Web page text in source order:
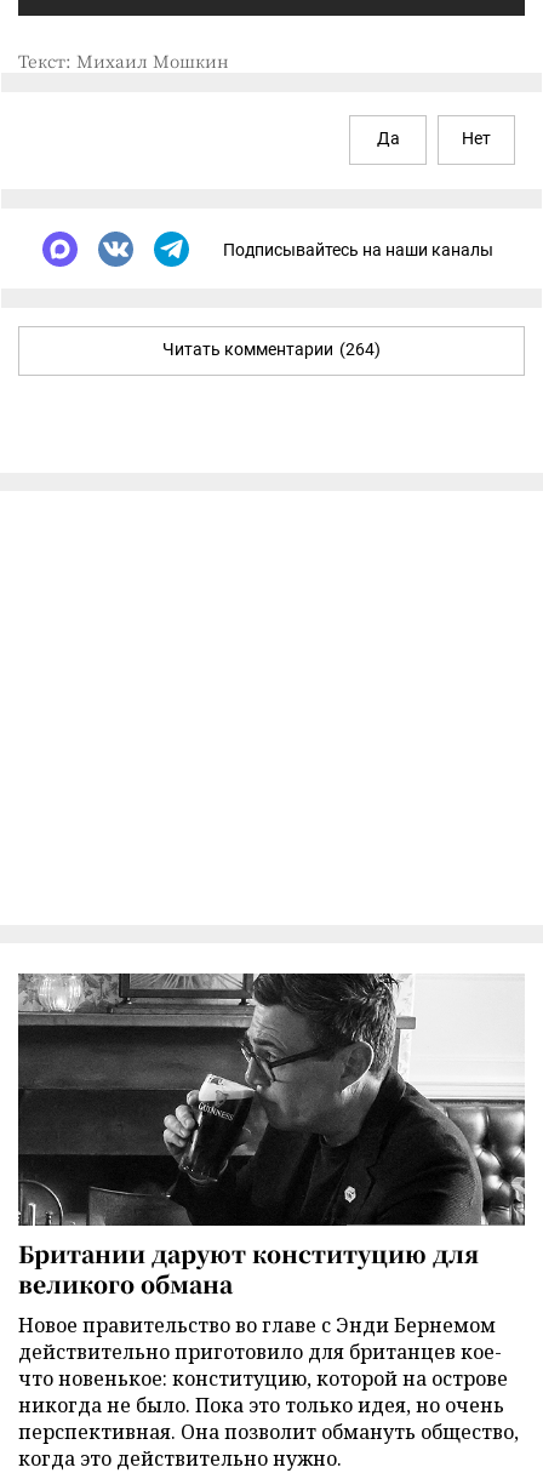
Текст: Михаил Мошкин
Да Нет
Подписывайтесь на наши каналы
Читать комментарии (264)
Британии даруют конституцию для
великого обмана
Новое правительство во главе с Энди Бернемом
действительно приготовило для британцев кое-
что новенькое: конституцию, которой на острове
никогда не было. Пока это только идея, но очень
перспективная. Она позволит обмануть общество,
когда это действительно нужно.